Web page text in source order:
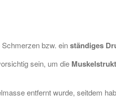
bzw. einständiges
sein, um die
entfernt wurde, seitdem